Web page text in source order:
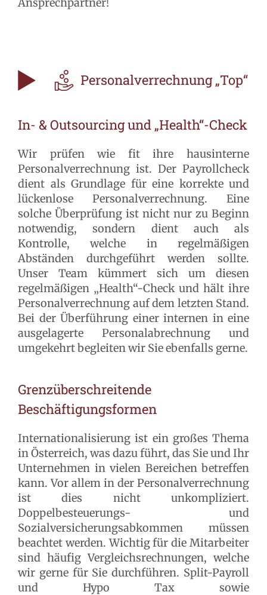
Personalverrechnung „Top“
In- & Outsourcing und „Health“-Check
Wir prüfen wie fit ihre hausinterne
Personalverrechnung ist. Der Payrollcheck
dient als Grundlage für eine korrekte und
lückenlose Personalverrechnung. Eine
solche Überprüfung ist nicht nur zu Beginn
notwendig, sondern dient auch als
Kontrolle, welche in regelmäßigen
Abständen durchgeführt werden sollte.
Unser Team kümmert sich um diesen
regelmäßigen „Health“-Check und hält ihre
Personalverrechnung auf dem letzten Stand.
Bei der Überführung einer internen in eine
ausgelagerte Personalabrechnung und
umgekehrt begleiten wir Sie ebenfalls gerne.
Grenzüberschreitende
Beschäftigungsformen
Internationalisierung ist ein großes Thema
in Österreich, was dazu führt, das Sie und Ihr
Unternehmen in vielen Bereichen betreffen
kann. Vor allem in der Personalverrechnung
ist dies nicht unkompliziert.
Doppelbesteuerungs- und
Sozialversicherungsabkommen müssen
beachtet werden. Wichtig für die Mitarbeiter
sind häufig Vergleichsrechnungen, welche
wir gerne für Sie durchführen. Split-Payroll
und Hypo Tax sowie